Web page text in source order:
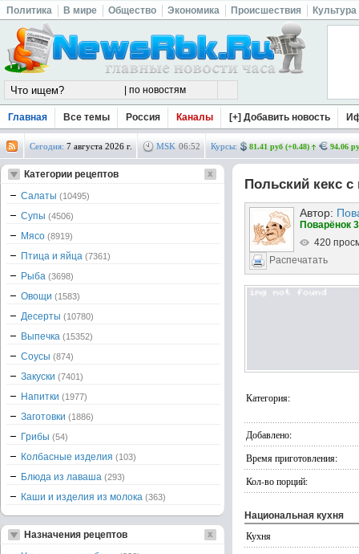
Политика В мире Общество Экономика Происшествия Культура
Главная Все темы Россия Каналы [+] Добавить новость
Сегодня: 7 августа 2026 г. MSK 06:52 Курсы: 81.41 руб (+0.48) 94.06
Польский кекс
Автор:
Поварёнок
420
Распечатать
Категория:
Добавлено:
Время приготовления:
Кол-во порций:
Национальная кухня
Кухня
Категории рецептов
Салаты (10495)
Супы (4506)
Мясо (8919)
Птица и яйца (7361)
Рыба (3698)
Овощи (1583)
Десерты (10780)
Выпечка (15352)
Соусы (874)
Закуски (7401)
Напитки (1977)
Заготовки (1886)
Грибы (54)
Колбасные изделия (103)
Блюда из лаваша (293)
Каши и изделия из молока (363)
Назначения рецептов